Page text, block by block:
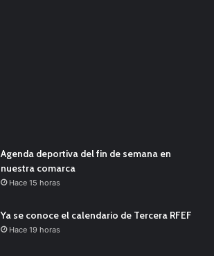
Agenda deportiva del fin de semana en
nuestra comarca
Hace 15 horas
Ya se conoce el calendario de Tercera RFEF
Hace 19 horas